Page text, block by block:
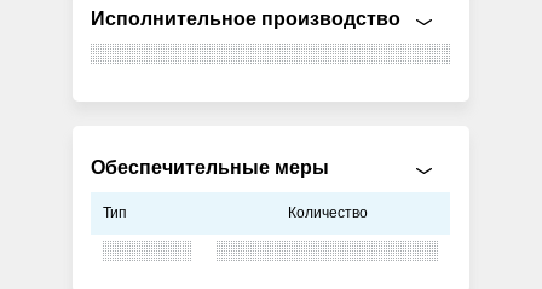
Исполнительное производство
Обеспечительные меры
Тип Количество